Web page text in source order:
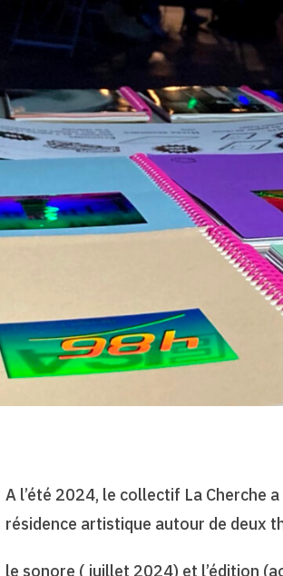
A l’été 2024, le collectif La Cherche
résidence artistique autour de deux
le sonore ( juillet 2024) et l’édition